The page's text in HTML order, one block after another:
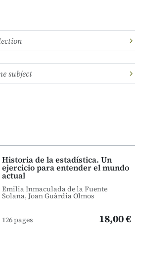
subject
Historia de la estadística. Un
ejercicio para entender el mundo
actual
Emilia Inmaculada de la Fuente
Solana, Joan Guàrdia Olmos
126 pages 18,00 €